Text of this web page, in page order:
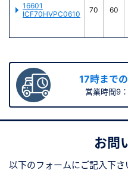
16601
ICF70HVPC0610
70 60
17時まで
営業時間9
お問
以下のフォームにご記入下さ
ロ
※メールアドレスを忘れた方は、
い